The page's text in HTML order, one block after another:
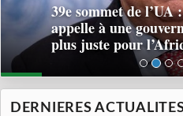
39e sommet de l’UA
appelle à une
plus juste pour
DERNIERES